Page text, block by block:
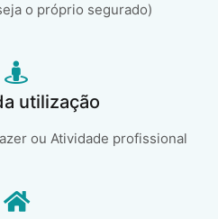
o próprio segurado)
utilização
ou Atividade profissional